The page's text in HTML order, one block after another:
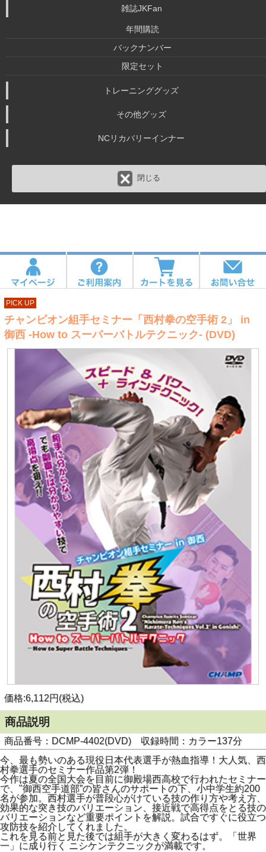
雑誌JKFan
年間購読
バックナンバー
限定セット
トレーニンググッズ
その他グッズ
NCリカバリーインナー
閉じる
PICK UP
チャンピオン組手セミナー「西村拳の空手術 2」 in
御西 -How to スーパーバトルテクニック- (DVD)
価格:6,112円(税込)
商品説明
商品番号：DCMP-4402(DVD) 収録時間：カラー137分
今、最も勢いのある現役日本代表選手が熱血指導！大人気、西
村拳選手のセミナー作品第2弾！
今作は夏の全国大会を目前に御殿場西高校で行われたセミナー
で、"御西空手道部”の皆さんのサポートの下、小中学生約200
名が参加。西村選手が普段心がけている技の作り方や考え方、
効果的な突き技のバリエーション、接近戦で高得点をとる技の
バリエーションなど重要ポイントを解説。試合ですぐに役立つ
攻防技を紹介してくれました。
これを見る前と見た後では組手が大きく変わるはず。「世界
一」に成り行く ニシケンテクニックが満載です。